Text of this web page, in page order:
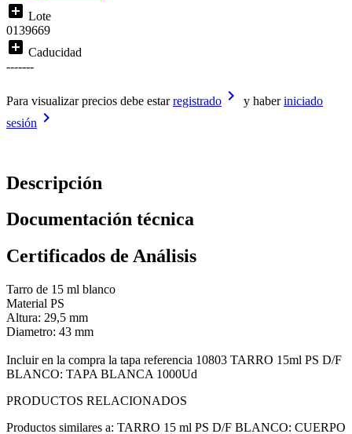
add_box Lote
0139669
add_box Caducidad
-------
Para visualizar precios debe estarregistrado keyboard_arrow_right y haberiniciado
sesión keyboard_arrow_right
Descripción
Documentación técnica
Certificados de Análisis
Tarro de 15 ml blanco
Material PS
Altura: 29,5 mm
Diametro: 43 mm
Incluir en la compra la tapa referencia 10803 TARRO 15ml PS D/F
BLANCO: TAPA BLANCA 1000Ud
PRODUCTOS RELACIONADOS
Productos similares a: TARRO 15 ml PS D/F BLANCO: CUERPO